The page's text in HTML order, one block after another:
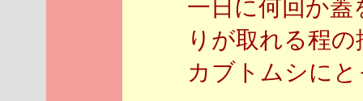
一日に何回か
りが取れる程
カブトムシに